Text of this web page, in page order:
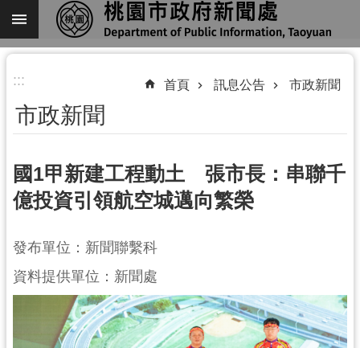
跳到主要內容區塊
進
搜
尋
關
我
們
機
通
::: 首頁 訊息公告 市政新聞
市政新聞
國1甲新建工程動土 張市長：串聯千
億投資引領航空城邁向繁榮
發布單位：新聞聯繫科
資料提供單位：新聞處